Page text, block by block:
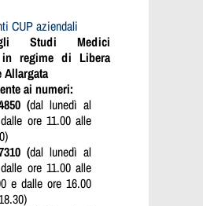
CUP aziendali
Studi Medici
in regime di Libera
Allargata
ai numeri:
(dal lunedì al
ore 11.00 alle
(dal lunedì al
ore 11.00 alle
e dalle ore 16.00